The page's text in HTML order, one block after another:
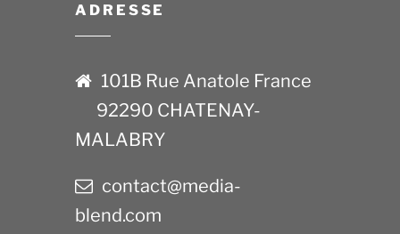
ADRESSE
101B Rue Anatole France
92290 CHATENAY-
MALABRY
contact@media-
blend.com